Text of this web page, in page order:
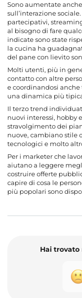
Sono aumentate
sull’interazione
partecipativi,
al bisogno di fare
indicate sono state
la cucina ha
del pane con lievito
Molti utenti, più in
contatto con altre
e coordinandosi
una dinamica più
Il terzo trend
nuovi interessi, hobby
stravolgimento dei
nuove, cambiano stile
tecnologici e molto
Per i marketer che
aiutano a leggere
costruire offerte
capire di cosa le
più popolari sono
Hai trovato